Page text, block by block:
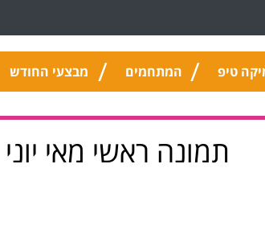
טיפ המתחמים מבצעי החודש
תמונה ראשי מאי יוני 2-01